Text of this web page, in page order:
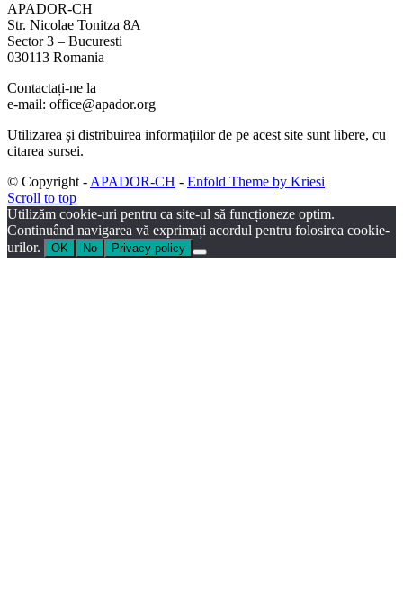
APADOR-CH
Str. Nicolae Tonitza 8A
Sector 3 – Bucuresti
030113 Romania
Contactați-ne la
e-mail: office@apador.org
Utilizarea și distribuirea informațiilor de pe acest site sunt libere, cu
citarea sursei.
© Copyright - APADOR-CH - Enfold Theme by Kriesi
Scroll to top
Utilizăm cookie-uri pentru ca site-ul să funcționeze optim.
Continuând navigarea vă exprimați acordul pentru folosirea cookie-
urilor.
OK No Privacy policy